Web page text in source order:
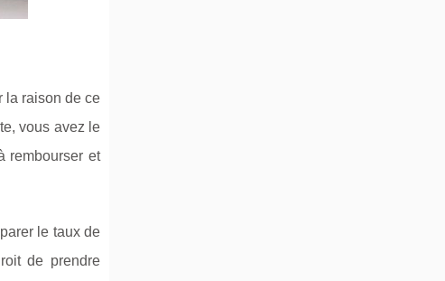
la raison de ce
vous avez le
rembourser et
le taux de
de prendre